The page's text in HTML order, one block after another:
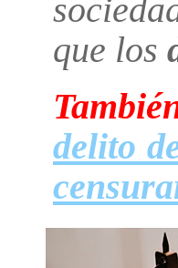
que los
delito